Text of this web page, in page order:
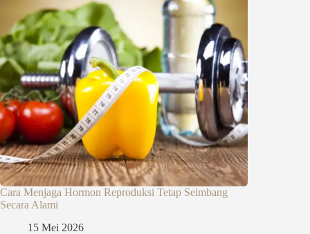
Cara Menjaga Hormon Reproduksi Tetap Seimbang
Secara Alami
15 Mei 2026